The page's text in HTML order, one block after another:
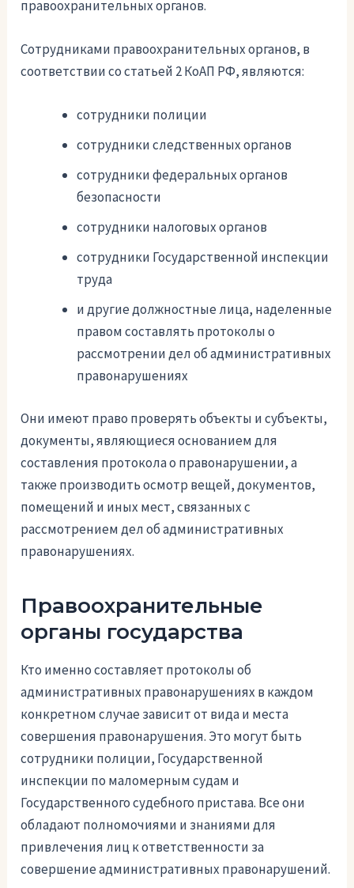
правоохранительных органов.
Сотрудниками правоохранительных органов, в
соответствии со статьей 2 КоАП РФ, являются:
сотрудники полиции
сотрудники следственных органов
сотрудники федеральных органов
безопасности
сотрудники налоговых органов
сотрудники Государственной инспекции
труда
и другие должностные лица, наделенные
правом составлять протоколы о
рассмотрении дел об административных
правонарушениях
Они имеют право проверять объекты и субъекты,
документы, являющиеся основанием для
составления протокола о правонарушении, а
также производить осмотр вещей, документов,
помещений и иных мест, связанных с
рассмотрением дел об административных
правонарушениях.
Правоохранительные
органы государства
Кто именно составляет протоколы об
административных правонарушениях в каждом
конкретном случае зависит от вида и места
совершения правонарушения. Это могут быть
сотрудники полиции, Государственной
инспекции по маломерным судам и
Государственного судебного пристава. Все они
обладают полномочиями и знаниями для
привлечения лиц к ответственности за
совершение административных правонарушений.